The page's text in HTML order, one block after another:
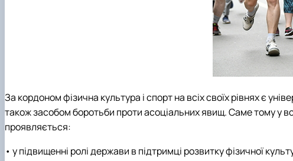
За кордоном фізична культура і спорт на всіх своїх рівнях є
також засобом боротьби проти асоціальних явищ. Саме тому у
проявляється:
• у підвищенні ролі держави в підтримці розвитку фізичної